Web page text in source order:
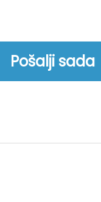
Pošalji sada